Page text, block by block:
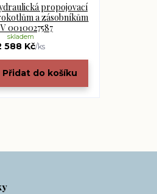
propojovací
a zásobníkům
0010027587
588 Kč/ks
skladem
Přidat do košíku